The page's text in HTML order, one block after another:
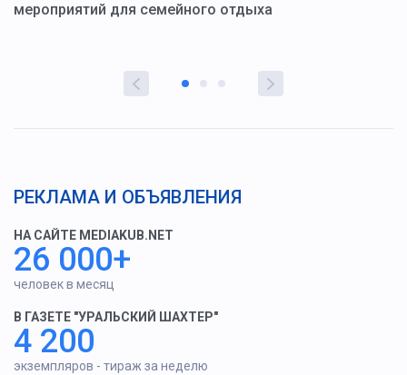
мероприятий для семейного отдыха
РЕКЛАМА И ОБЪЯВЛЕНИЯ
НА САЙТЕ MEDIAKUB.NET
26 000+
человек в месяц
В ГАЗЕТЕ "УРАЛЬСКИЙ ШАХТЕР"
4 200
экземпляров - тираж за неделю